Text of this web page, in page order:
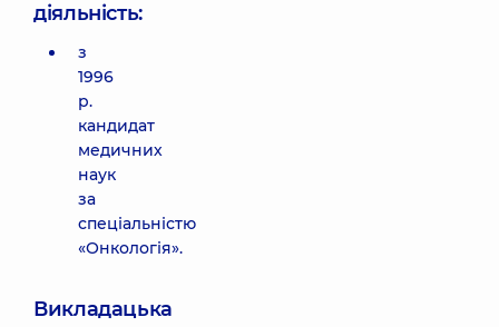
діяльність:
з
1996
р.
кандидат
медичних
наук
за
спеціальністю
«Онкологія».
Викладацька